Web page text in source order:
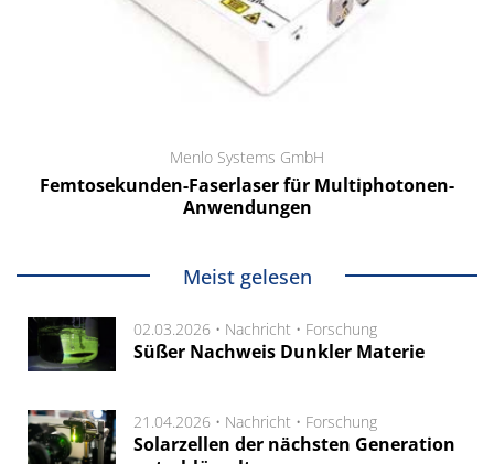
Menlo Systems GmbH
Femtosekunden-Faserlaser für Multiphotonen-
Anwendungen
Meist gelesen
02.03.2026 • Nachricht • Forschung
Süßer Nachweis Dunkler Materie
21.04.2026 • Nachricht • Forschung
Solarzellen der nächsten Generation